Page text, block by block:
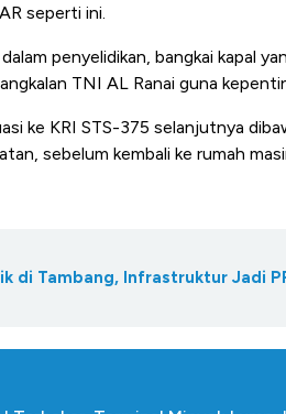
seperti ini.
penyelidikan, bangkai kapal
TNI AL Ranai guna
ke KRI STS-375 selanjutnya
sebelum kembali ke rumah
di Tambang, Infrastruktur Jadi